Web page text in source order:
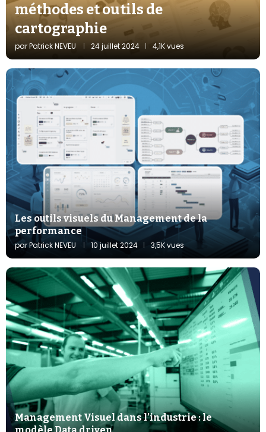
méthodes et outils de
cartographie
parPatrick NEVEU 24 juillet 2024 4,1K vues
Les outils visuels du Management de la
performance
parPatrick NEVEU 10 juillet 2024 3,5K vues
Management Visuel dans l’industrie : le